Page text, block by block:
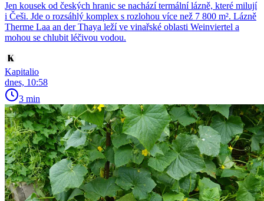
Jen kousek od českých hranic se nachází termální lázně, které milují
i Češi. Jde o rozsáhlý komplex s rozlohou více než 7 800 m². Lázně
Therme Laa an der Thaya leží ve vinařské oblasti Weinviertel a
mohou se chlubit léčivou vodou.
Kapitalio
dnes, 10:58
3 min